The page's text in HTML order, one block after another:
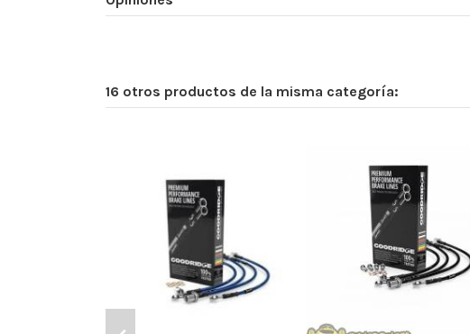
16 otros productos de la misma categoría: